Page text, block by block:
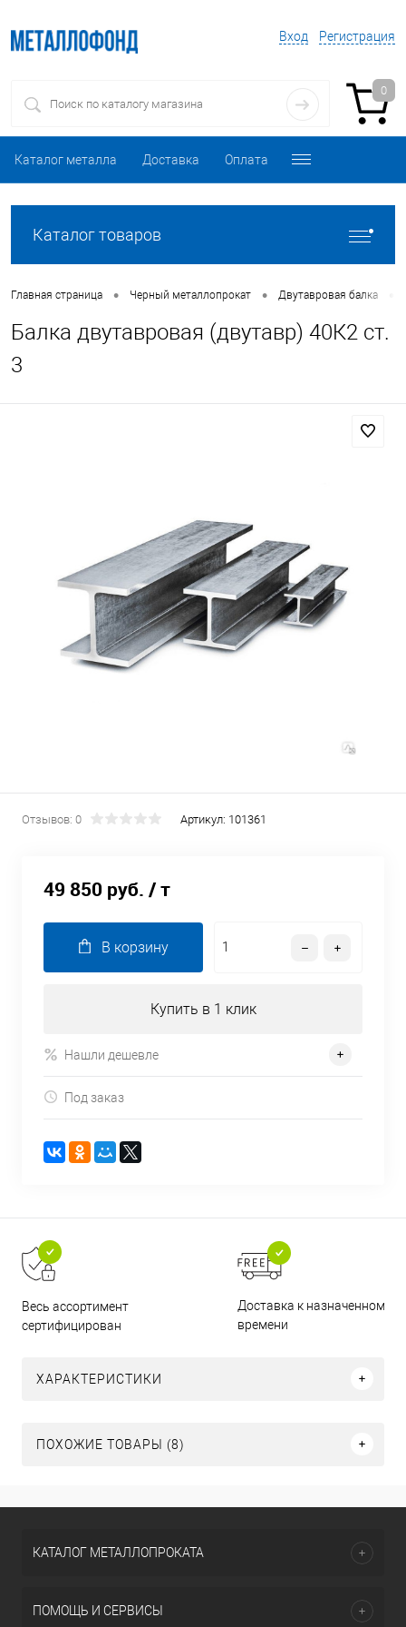
Вход Регистрация
0
Каталог металла Доставка Оплата
Каталог товаров
Главная страница • Черный металлопрокат • Двутавровая балка
Балка двутавровая (двутавр) 40К2 ст.
3
Отзывов: 0 Артикул: 101361
49 850 руб. / т
В корзину
Купить в 1 клик
Нашли дешевле
Под заказ
Весь ассортимент
сертифицирован
Доставка к назначенному
времени
ХАРАКТЕРИСТИКИ
ПОХОЖИЕ ТОВАРЫ (8)
КАТАЛОГ МЕТАЛЛОПРОКАТА
ПОМОЩЬ И СЕРВИСЫ